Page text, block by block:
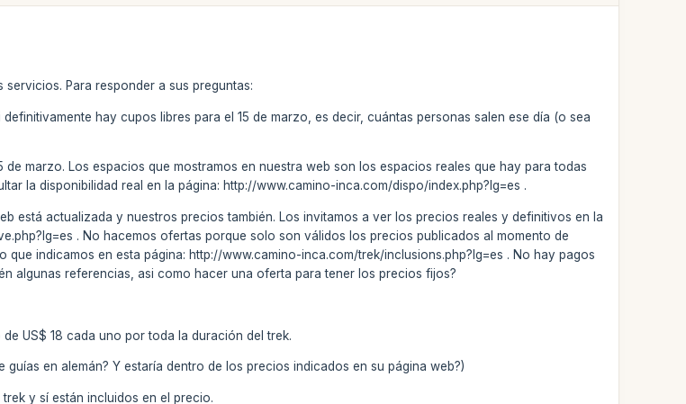
Para responder a sus preguntas:
hay cupos libres para el 15 de marzo, es decir, cuántas personas salen ese día (o sea
marzo. Los espacios que mostramos en nuestra web son los espacios reales que hay para todas
la disponibilidad real en la página: http://www.camino-inca.com/dispo/index.php?lg=es .
está actualizada y nuestros precios también. Los invitamos a ver los precios reales y definitivos en la
. No hacemos ofertas porque solo son válidos los precios publicados al momento de
que indicamos en esta página: http://www.camino-inca.com/trek/inclusions.php?lg=es . No hay pagos
algunas referencias, asi como hacer una oferta para tener los precios fijos?
US$ 18 cada uno por toda la duración del trek.
en alemán? Y estaría dentro de los precios indicados en su página web?)
y sí están incluidos en el precio.